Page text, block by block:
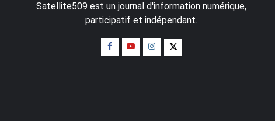
Satellite509 est un journal d'information numérique,
participatif et indépendant.